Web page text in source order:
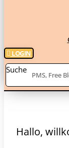
LOGIN
Suche
Hallo,